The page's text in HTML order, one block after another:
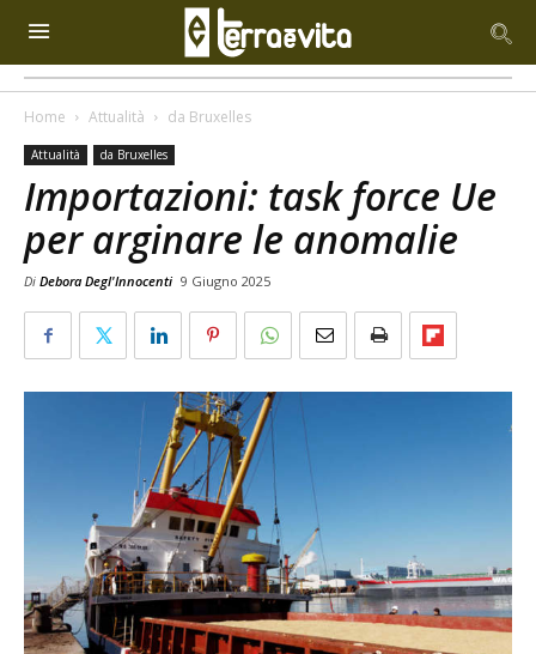
Home Attualità da Bruxelles
Attualità da Bruxelles
Importazioni: task force Ue
per arginare le anomalie
Di Debora Degl'Innocenti 9 Giugno 2025